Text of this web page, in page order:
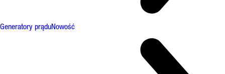
Generatory prąduNowość